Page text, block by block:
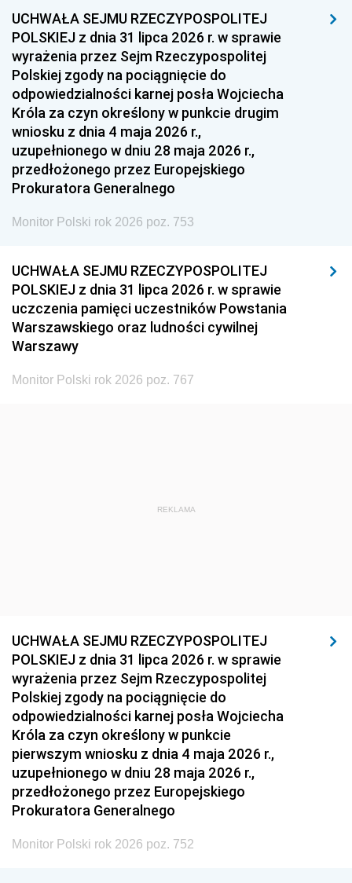
1954 1953 1952
1951 1950 1949
1948 1947
1939 1938 1937
1936 1930
UCHWAŁA SEJMU RZECZYPOSPOLITEJ
POLSKIEJ z dnia 31 lipca 2026 r. w sprawie
wyrażenia przez Sejm Rzeczypospolitej
Polskiej zgody na pociągnięcie do
odpowiedzialności karnej posła Wojciecha
Króla za czyn określony w punkcie drugim
wniosku z dnia 4 maja 2026 r.,
uzupełnionego w dniu 28 maja 2026 r.,
przedłożonego przez Europejskiego
Prokuratora Generalnego
Monitor Polski rok 2026 poz. 753
UCHWAŁA SEJMU RZECZYPOSPOLITEJ
POLSKIEJ z dnia 31 lipca 2026 r. w sprawie
uczczenia pamięci uczestników Powstania
Warszawskiego oraz ludności cywilnej
Warszawy
Monitor Polski rok 2026 poz. 767
REKLAMA
UCHWAŁA SEJMU RZECZYPOSPOLITEJ
POLSKIEJ z dnia 31 lipca 2026 r. w sprawie
wyrażenia przez Sejm Rzeczypospolitej
Polskiej zgody na pociągnięcie do
odpowiedzialności karnej posła Wojciecha
Króla za czyn określony w punkcie
pierwszym wniosku z dnia 4 maja 2026 r.,
uzupełnionego w dniu 28 maja 2026 r.,
przedłożonego przez Europejskiego
Prokuratora Generalnego
Monitor Polski rok 2026 poz. 752